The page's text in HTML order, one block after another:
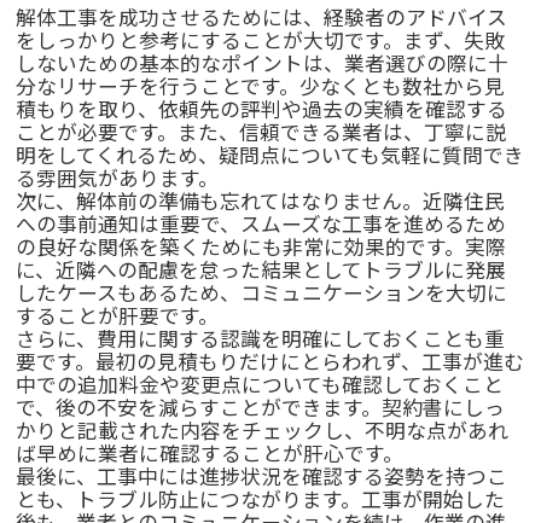
解体工事を成功させるためには、経験者のアドバイス
をしっかりと参考にすることが大切です。まず、失敗
しないための基本的なポイントは、業者選びの際に十
分なリサーチを行うことです。少なくとも数社から見
積もりを取り、依頼先の評判や過去の実績を確認する
ことが必要です。また、信頼できる業者は、丁寧に説
明をしてくれるため、疑問点についても気軽に質問でき
る雰囲気があります。
次に、解体前の準備も忘れてはなりません。近隣住民
への事前通知は重要で、スムーズな工事を進めるため
の良好な関係を築くためにも非常に効果的です。実際
に、近隣への配慮を怠った結果としてトラブルに発展
したケースもあるため、コミュニケーションを大切に
することが肝要です。
さらに、費用に関する認識を明確にしておくことも重
要です。最初の見積もりだけにとらわれず、工事が進む
中での追加料金や変更点についても確認しておくこと
で、後の不安を減らすことができます。契約書にしっ
かりと記載された内容をチェックし、不明な点があれ
ば早めに業者に確認することが肝心です。
最後に、工事中には進捗状況を確認する姿勢を持つこ
とも、トラブル防止につながります。工事が開始した